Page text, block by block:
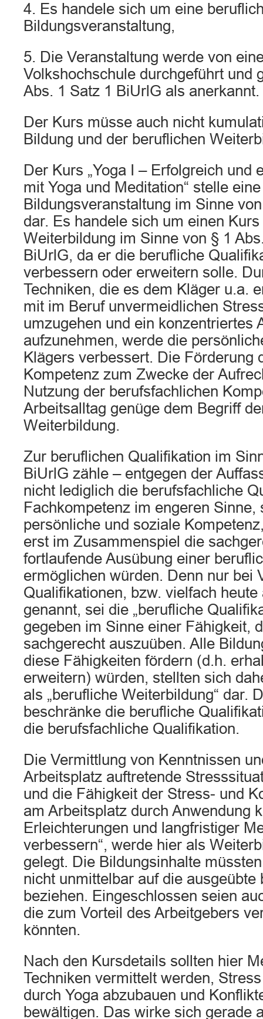
4. Es handele sich um eine
Bildungsveranstaltung,
5. Die Veranstaltung werde von
Volkshochschule durchgeführt und
Abs. 1 Satz 1 BiUrlG als anerkannt.
Der Kurs müsse auch nicht
Bildung und der beruflichen
Der Kurs „Yoga I – Erfolgreich und
mit Yoga und Meditation“ stelle
Bildungsveranstaltung im Sinne
dar. Es handele sich um einen
Weiterbildung im Sinne von § 1
BiUrlG, da er die berufliche
verbessern oder erweitern solle.
Techniken, die es dem Kläger u.a.
mit im Beruf unvermeidlichen
umzugehen und ein konzentriertes
aufzunehmen, werde die
Klägers verbessert. Die Förderung
Kompetenz zum Zwecke der
Nutzung der berufsfachlichen
Arbeitsalltag genüge dem Begriff
Weiterbildung.
Zur beruflichen Qualifikation im
BiUrlG zähle – entgegen der
nicht lediglich die berufsfachliche
Fachkompetenz im engeren Sinne,
persönliche und soziale
erst im Zusammenspiel die
fortlaufende Ausübung einer
ermöglichen würden. Denn nur bei
Qualifikationen, bzw. vielfach
genannt, sei die „berufliche
gegeben im Sinne einer Fähigkeit,
sachgerecht auszuüben. Alle
diese Fähigkeiten fördern (d.h.
erweitern) würden, stellten sich
als „berufliche Weiterbildung“ dar.
beschränke die berufliche
die berufsfachliche Qualifikation.
Die Vermittlung von Kenntnissen
Arbeitsplatz auftretende
und die Fähigkeit der Stress- und
am Arbeitsplatz durch Anwendung
Erleichterungen und langfristiger
verbessern“, werde hier als
gelegt. Die Bildungsinhalte
nicht unmittelbar auf die ausgeübte
beziehen. Eingeschlossen seien
die zum Vorteil des Arbeitgebers
könnten.
Nach den Kursdetails sollten hier
Techniken vermittelt werden,
durch Yoga abzubauen und
bewältigen. Das wirke sich gerade